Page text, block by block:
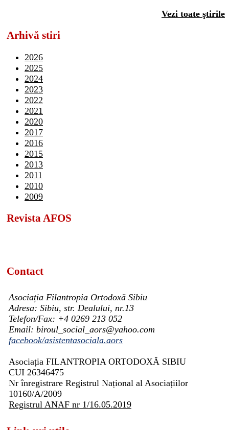
Vezi toate ştirile
Arhivă stiri
2026
2025
2024
2023
2022
2021
2020
2017
2016
2015
2013
2011
2010
2009
Revista AFOS
Contact
Asociația Filantropia Ortodoxă Sibiu
Adresa: Sibiu, str. Dealului, nr.13
Telefon/Fax: +4 0269 213 052
Email: biroul_social_aors@yahoo.com
facebook/asistentasociala.aors
Asociația FILANTROPIA ORTODOXĂ SIBIU
CUI 26346475
Nr înregistrare Registrul Național al Asociațiilor
10160/A/2009
Registrul ANAF nr 1/16.05.2019